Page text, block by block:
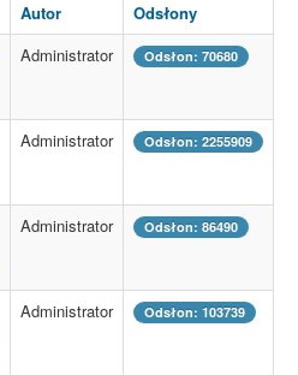
Autor
Odsłony
Administrator Odsłon: 70680
Administrator Odsłon: 2255909
Administrator Odsłon: 86490
Administrator Odsłon: 103739